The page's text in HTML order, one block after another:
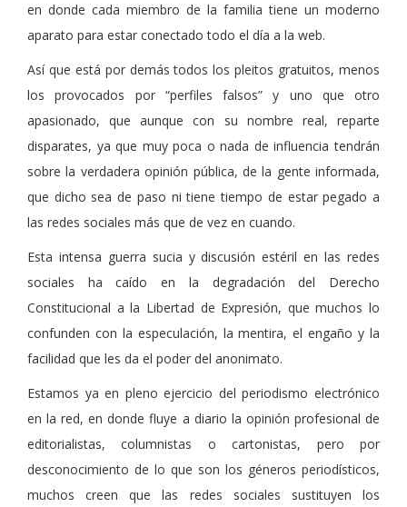
en donde cada miembro de la familia tiene un moderno
aparato para estar conectado todo el día a la web.
Así que está por demás todos los pleitos gratuitos, menos
los provocados por “perfiles falsos” y uno que otro
apasionado, que aunque con su nombre real, reparte
disparates, ya que muy poca o nada de influencia tendrán
sobre la verdadera opinión pública, de la gente informada,
que dicho sea de paso ni tiene tiempo de estar pegado a
las redes sociales más que de vez en cuando.
Esta intensa guerra sucia y discusión estéril en las redes
sociales ha caído en la degradación del Derecho
Constitucional a la Libertad de Expresión, que muchos lo
confunden con la especulación, la mentira, el engaño y la
facilidad que les da el poder del anonimato.
Estamos ya en pleno ejercicio del periodismo electrónico
en la red, en donde fluye a diario la opinión profesional de
editorialistas, columnistas o cartonistas, pero por
desconocimiento de lo que son los géneros periodísticos,
muchos creen que las redes sociales sustituyen los